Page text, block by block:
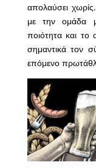
απολαύσει
με την ομάδα
ποιότητα και
σημαντικά τον
επόμενο